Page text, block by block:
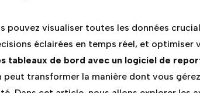
pouvez visualiser toutes les données
éclairées en temps réel, et optimiser
tableaux de bord avec un logiciel de
transformer la manière dont vous